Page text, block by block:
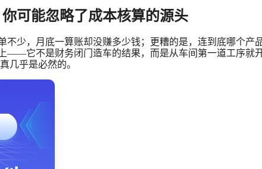
可能忽略了成本核算的源头
不少，月底一算账却没赚多少钱；更糟的是，连到底哪个产
上——它不是财务闭门造车的结果，而是从车间第一道工序就
几乎是必然的。